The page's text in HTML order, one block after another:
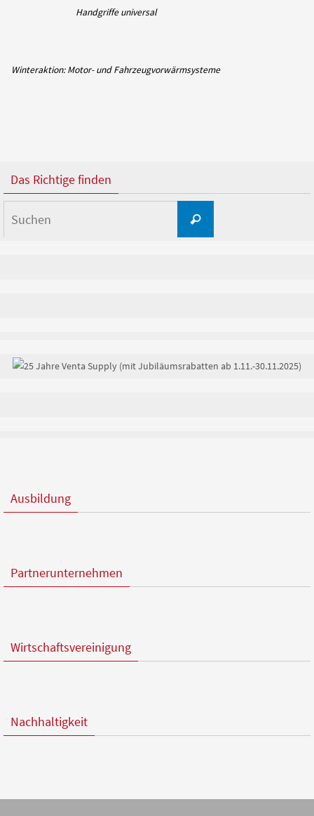
Handgriffe universal
Winteraktion: Motor- und Fahrzeugvorwärmsysteme
Das Richtige finden
Suchen
Ausbildung
Partnerunternehmen
Wirtschaftsvereinigung
Nachhaltigkeit